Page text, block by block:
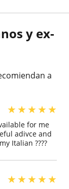
y ex-
a
★★★★★
for me
adivce and
Italian ????
★★★★★